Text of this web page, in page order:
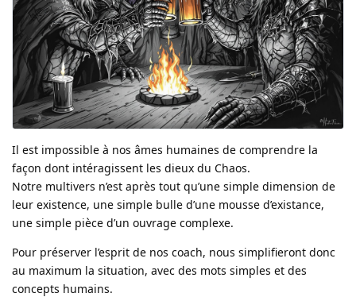
Il est impossible à nos âmes humaines de comprendre la
façon dont intéragissent les dieux du Chaos.
Notre multivers n’est après tout qu’une simple dimension de
leur existence, une simple bulle d’une mousse d’existance,
une simple pièce d’un ouvrage complexe.
Pour préserver l’esprit de nos coach, nous simplifieront donc
au maximum la situation, avec des mots simples et des
concepts humains.